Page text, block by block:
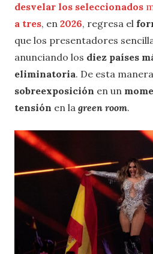
desvelar los seleccionados
a tres, en 2026, regresa el
que los presentadores
anunciando los diez países
eliminatoria. De esta
sobreexposición en un
tensión en la green room.